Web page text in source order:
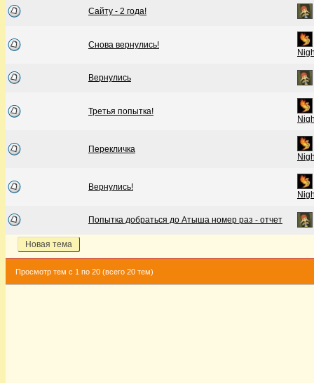
Сайту - 2 года!
Снова вернулись!
Вернулись
Третья попытка!
Перекличка
Вернулись!
Попытка добраться до Атыша номер раз - отчет
Новая тема
Просмотр тем с 1 по 20 (всего 20 тем)